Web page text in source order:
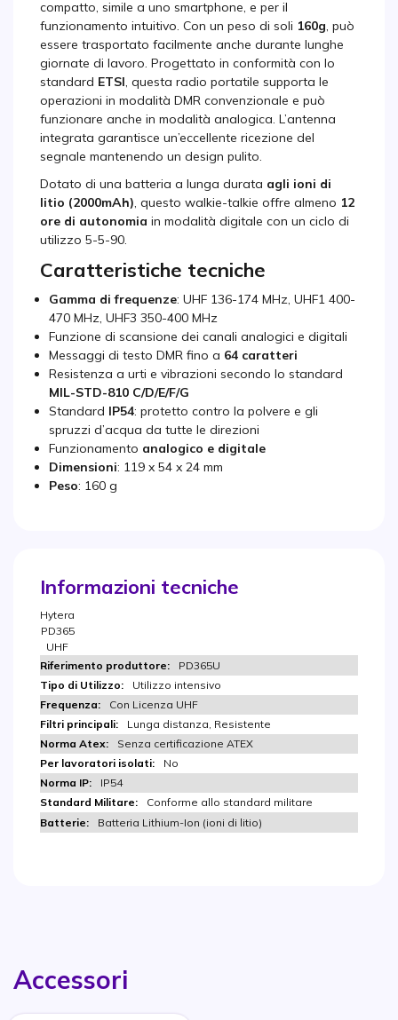
compatto, simile a uno smartphone, e per il
funzionamento intuitivo. Con un peso di soli 160g, può
essere trasportato facilmente anche durante lunghe
giornate di lavoro. Progettato in conformità con lo
standard ETSI, questa radio portatile supporta le
operazioni in modalità DMR convenzionale e può
funzionare anche in modalità analogica. L’antenna
integrata garantisce un’eccellente ricezione del
segnale mantenendo un design pulito.
Dotato di una batteria a lunga durata agli ioni di
litio (2000mAh), questo walkie-talkie offre almeno 12
ore di autonomia in modalità digitale con un ciclo di
utilizzo 5-5-90.
Caratteristiche tecniche
Gamma di frequenze: UHF 136-174 MHz, UHF1 400-
470 MHz, UHF3 350-400 MHz
Funzione di scansione dei canali analogici e digitali
Messaggi di testo DMR fino a 64 caratteri
Resistenza a urti e vibrazioni secondo lo standard
MIL-STD-810 C/D/E/F/G
Standard IP54: protetto contro la polvere e gli
spruzzi d’acqua da tutte le direzioni
Funzionamento analogico e digitale
Dimensioni: 119 x 54 x 24 mm
Peso: 160 g
Informazioni tecniche
Hytera
PD365
UHF
PD365U
Utilizzo intensivo
Con Licenza UHF
Lunga distanza, Resistente
Senza certificazione ATEX
No
IP54
Conforme allo standard militare
Batteria Lithium-Ion (ioni di litio)
Accessori